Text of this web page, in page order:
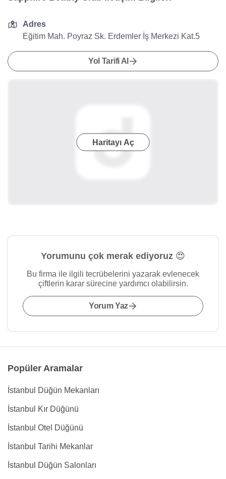
Adres
Eğitim Mah. Poyraz Sk. Erdemler İş Merkezi Kat.5
Yol Tarifi Al
Haritayı Aç
Yorumunu çok merak ediyoruz 😍
Bu firma ile ilgili tecrübelerini yazarak evlenecek
çiftlerin karar sürecine yardımcı olabilirsin.
Yorum Yaz
Popüler Aramalar
İstanbul Düğün Mekanları
İstanbul Kır Düğünü
İstanbul Otel Düğünü
İstanbul Tarihi Mekanlar
İstanbul Düğün Salonları